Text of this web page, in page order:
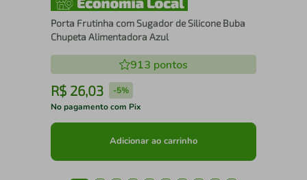
Porta Frutinha com Sugador de Silicone Buba
Chupeta Alimentadora Azul
913 pontos
R$ 26,03 -5%
No pagamento com Pix
Adicionar ao carrinho